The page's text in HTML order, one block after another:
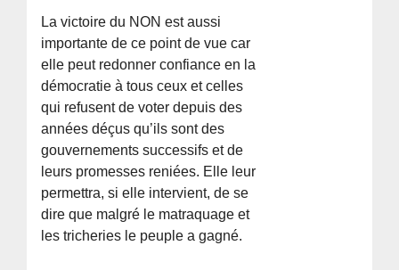
La victoire du NON est aussi
importante de ce point de vue car
elle peut redonner confiance en la
démocratie à tous ceux et celles
qui refusent de voter depuis des
années déçus qu’ils sont des
gouvernements successifs et de
leurs promesses reniées. Elle leur
permettra, si elle intervient, de se
dire que malgré le matraquage et
les tricheries le peuple a gagné.